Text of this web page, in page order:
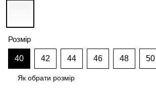
Розмір
40 42 44 46 48 50
Як обрати розмір